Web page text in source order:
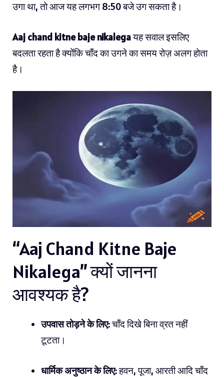
उगा था, तो आज यह लगभग 8:50 बजे उग सकता है।
Aaj chand kitne baje nikalegaयह सवाल इसलिए
बदलता रहता है क्योंकि चाँद का उगने का समय रोज़ अलग होता
है।
“Aaj Chand Kitne Baje
Nikalega” क्यों जानना
आवश्यक है?
उपवास तोड़ने के लिए: चाँद दिखे बिना व्रत नहीं
टूटता।
धार्मिक अनुष्ठान के लिए: हवन, पूजा, आरती आदि चाँद